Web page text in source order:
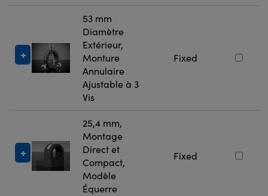
53 mm
Diamètre
Extérieur,
Monture
Annulaire
Ajustable à 3
Vis
Fixed
25,4 mm,
Montage
Direct et
Compact,
Modèle
Équerre
Fixed